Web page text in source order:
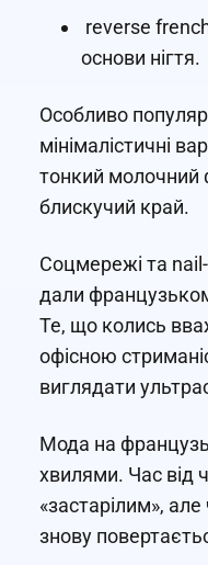
reverse
основи нігтя.
Особливо
мінімалістичні
тонкий молочний
блискучий край.
Соцмережі та
дали
Те, що колись
офісною
виглядати
Мода на
хвилями. Час від
«застарілим», але
знову